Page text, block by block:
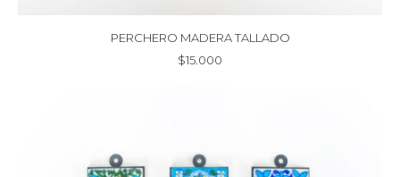
PERCHERO MADERA TALLADO
$15.000